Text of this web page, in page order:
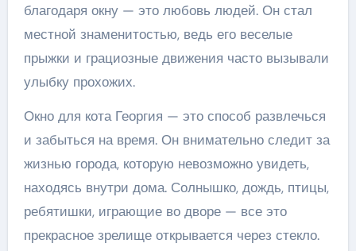
благодаря окну — это любовь людей. Он стал
местной знаменитостью, ведь его веселые
прыжки и грациозные движения часто вызывали
улыбку прохожих.
Окно для кота Георгия — это способ развлечься
и забыться на время. Он внимательно следит за
жизнью города, которую невозможно увидеть,
находясь внутри дома. Солнышко, дождь, птицы,
ребятишки, играющие во дворе — все это
прекрасное зрелище открывается через стекло.